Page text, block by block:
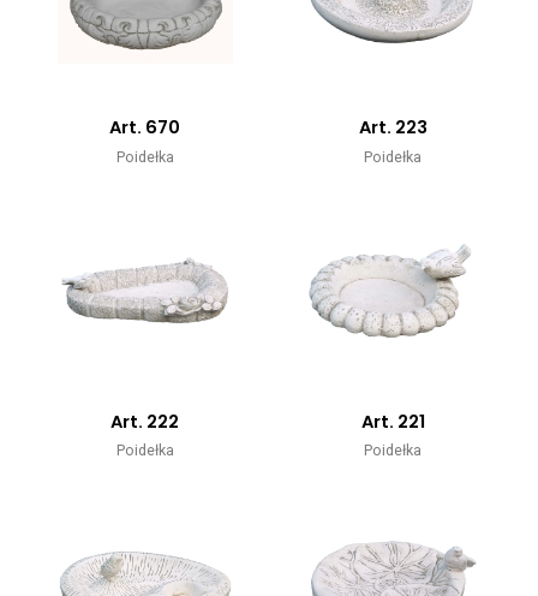
Art. 670
Poidełka
Art. 223
Poidełka
Art. 222
Poidełka
Art. 221
Poidełka